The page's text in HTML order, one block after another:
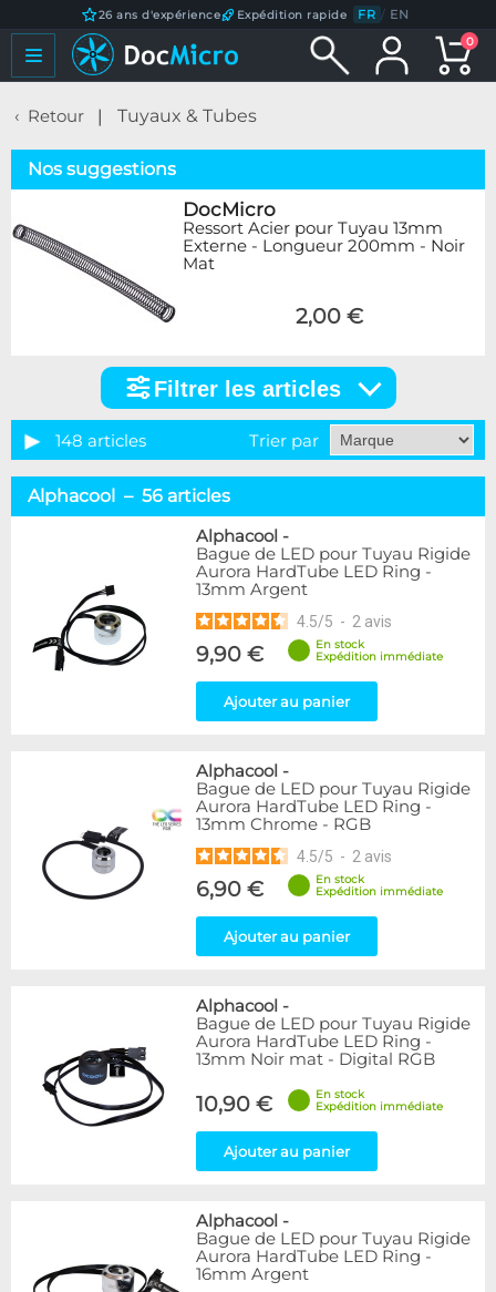
26 ans d'expérience Expédition rapide FR / EN
0
Retour Tuyaux & Tubes
Nos suggestions
DocMicro
Ressort Acier pour Tuyau 13mm
Externe - Longueur 200mm - Noir
Mat
2,00 €
articles
Catégorie
Tuyaux souples
37
Accessoires pour tuyaux
59
Marque
Alphacool
56
DocMicro
27
17
2
15
3
Mayhems
12
Monsoon
3
Tygon
XSPC
7
9
15
Plexi
5
Rouge
Transparent
40
Vert
Disponibilité / Promotions
Articles en promotions
Appliquer
Filtrer les articles
148 articles Trier par
Alphacool – 56 articles
Alphacool -
Bague de LED pour Tuyau Rigide
Aurora HardTube LED Ring -
13mm Argent
4.5/5 - 2 avis
9,90 €
En stock
Expédition immédiate
Ajouter au panier
Alphacool -
Bague de LED pour Tuyau Rigide
Aurora HardTube LED Ring -
13mm Chrome - RGB
4.5/5 - 2 avis
6,90 €
En stock
Expédition immédiate
Ajouter au panier
Alphacool -
Bague de LED pour Tuyau Rigide
Aurora HardTube LED Ring -
13mm Noir mat - Digital RGB
10,90 €
En stock
Expédition immédiate
Ajouter au panier
Alphacool -
Bague de LED pour Tuyau Rigide
Aurora HardTube LED Ring -
16mm Argent